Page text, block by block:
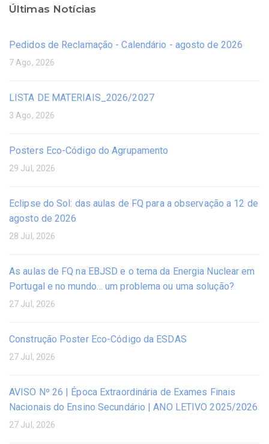
Últimas Notícias
Pedidos de Reclamação - Calendário - agosto de 2026
7 Ago, 2026
LISTA DE MATERIAIS_2026/2027
3 Ago, 2026
Posters Eco-Código do Agrupamento
29 Jul, 2026
Eclipse do Sol: das aulas de FQ para a observação a 12 de
agosto de 2026
28 Jul, 2026
As aulas de FQ na EBJSD e o tema da Energia Nuclear em
Portugal e no mundo… um problema ou uma solução?
27 Jul, 2026
Construção Poster Eco-Código da ESDAS
27 Jul, 2026
AVISO Nº 26 | Época Extraordinária de Exames Finais
Nacionais do Ensino Secundário | ANO LETIVO 2025/2026
27 Jul, 2026